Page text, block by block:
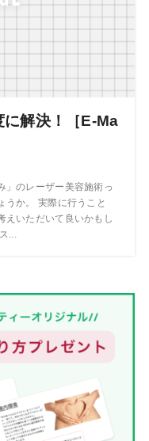
に解決！［E-Ma
」のレーザー美容施術っ
うか。 実際に行うこと
えいただいて良いかもし
...